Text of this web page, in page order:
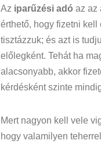
Az iparűzési adó az az
érthető, hogy fizetni
tisztázzuk; és azt is
előlegként. Tehát ha
alacsonyabb, akkor
kérdésként szinte
Mert nagyon kell vele
hogy valamilyen